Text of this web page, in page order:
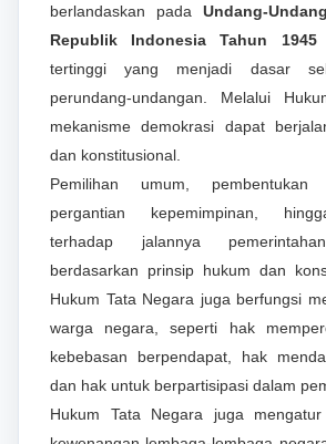
berlandaskan pada Undang-
Republik Indonesia Tahun 1945
tertinggi yang menjadi dasar
perundang-undangan. Melalui
mekanisme demokrasi dapat
dan konstitusional.
Pemilihan umum, pembentukan
pergantian kepemimpinan,
terhadap jalannya
berdasarkan prinsip hukum dan
Hukum Tata Negara juga berfungsi
warga negara, seperti hak
kebebasan berpendapat, hak
dan hak untuk berpartisipasi dalam
Hukum Tata Negara juga